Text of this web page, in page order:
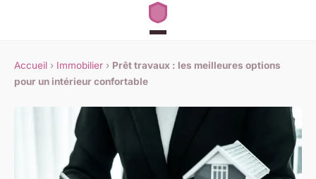
Accueil › Immobilier › Prêt travaux : les meilleures options
pour un intérieur confortable